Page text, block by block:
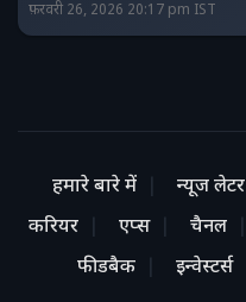
फ़रवरी 26, 2026 20:17 pm IST
हमारे बारे में न्यूज लेटर
करियर
एप्स चैनल
फीडबैक
इन्वेस्टर्स